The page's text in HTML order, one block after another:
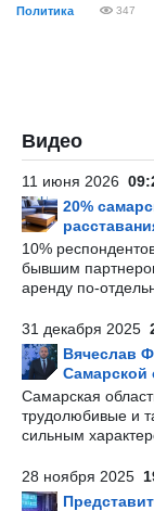
Политика 347
Видео
11 июня 2026
20%
10%
бывшим
аренду по-
31 декабря 2025
Вячеслав
Самарской
Самарская
трудолюбивые и
сильным
28 ноября 2025